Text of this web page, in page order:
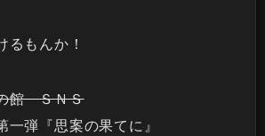
るもんか！
館 ＳＮＳ
弾『思案の果てに』